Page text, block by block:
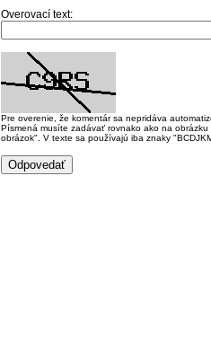
Overovací text:
Pre overenie, že komentár sa nepridáva
Písmená musíte zadávať rovnako ako na
obrázok". V texte sa používajú iba znaky